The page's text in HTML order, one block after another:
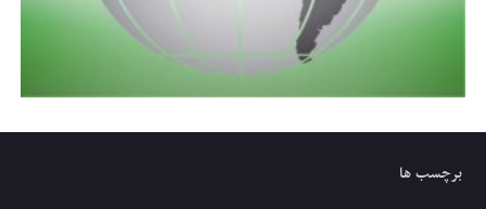
برچسب ها